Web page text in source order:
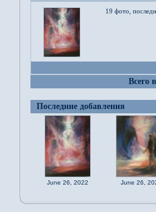
19 фото,
Всего
Последние добавления
June 26, 2022 June 26,